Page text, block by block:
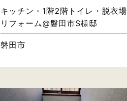
キッチン・1階2階トイレ・脱衣場
リフォーム@磐田市S様邸
磐田市